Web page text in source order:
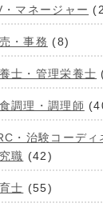
・マネージャー
・事務 (8)
士・管理栄養士
調理・調理師
・治験コーディ
職 (42)
士 (55)